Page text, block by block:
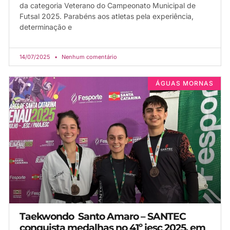
da categoria Veterano do Campeonato Municipal de
Futsal 2025. Parabéns aos atletas pela experiência,
determinação e
14/07/2025 Nenhum comentário
ÁGUAS MORNAS
Taekwondo Santo Amaro – SANTEC